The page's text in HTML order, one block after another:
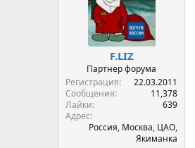
F.LIZ
Партнер форума
Регистрация
22.03.2011
Сообщения
11,378
Лайки
639
Адрес
Россия, Москва, ЦАО,
Якиманка